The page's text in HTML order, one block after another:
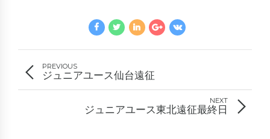
PREVIOUS
ジュニアユース仙台遠征
NEXT
ジュニアユース東北遠征最終日